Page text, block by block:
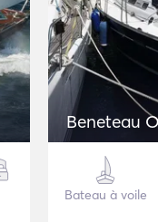
Beneteau
Bateau à voile